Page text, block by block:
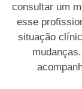
consultar um
esse
situação